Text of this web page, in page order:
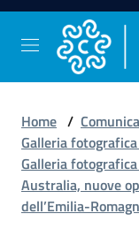
Vai al contenuto
Vai alla navigazione
Vai al footer
Comunicazione
e
Stampa
Home /
Galleria
Galleria
Australia, nuove
dell’Emilia-